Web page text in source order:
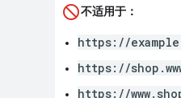
不适用于：
https://
https://
https://